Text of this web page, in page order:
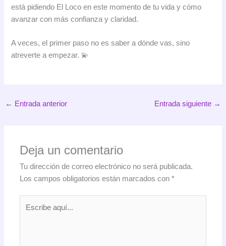
está pidiendo El Loco en este momento de tu vida y cómo
avanzar con más confianza y claridad.
A veces, el primer paso no es saber a dónde vas, sino
atreverte a empezar. 💫
← Entrada anterior Entrada siguiente →
Deja un comentario
Tu dirección de correo electrónico no será publicada.
Los campos obligatorios están marcados con*